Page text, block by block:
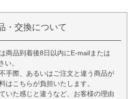
・交換について
商品到着後8日以内にE-mailまたは
い。
手際、あるいはご注文と違う商品が
はこちらが負担いたします。
いた感じと違うなど、お客様の理由